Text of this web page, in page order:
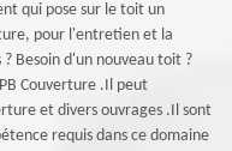
qui pose sur le toit un
pour l'entretien et la
Besoin d'un nouveau toit ?
Couverture .Il peut
et divers ouvrages .Il sont
requis dans ce domaine